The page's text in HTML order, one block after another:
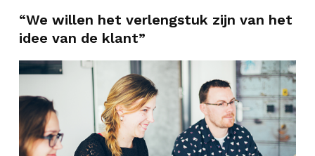
“We willen het verlengstuk zijn van het
idee van de klant”